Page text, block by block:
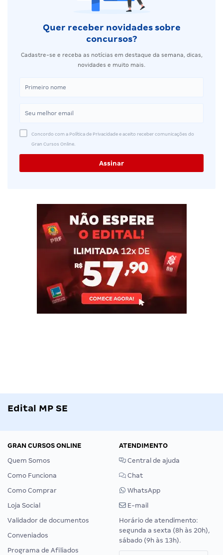
Quer receber novidades sobre
concursos?
Cadastre-se e receba as notícias em destaque da semana, dicas,
novidades e muito mais.
Concordo com a Política de Privacidade e aceito receber comunicações do
Gran Cursos Online.
Edital MP SE
GRAN CURSOS ONLINE
Quem Somos
Como Funciona
Como Comprar
Loja Social
Validador de documentos
Conveniados
Programa de Afiliados
ATENDIMENTO
Central de ajuda
Chat
WhatsApp
E-mail
Horário de atendimento:
segunda a sexta (8h às 20h),
sábado (9h às 13h).